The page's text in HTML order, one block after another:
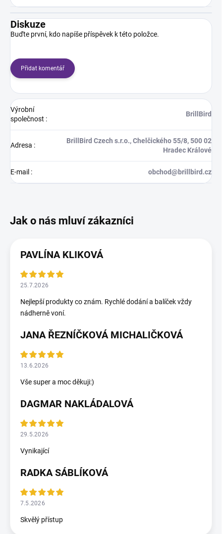
Diskuze
Buďte první, kdo napíše příspěvek k této položce.
Přidat komentář
Výrobní
společnost :
BrillBird
Adresa :
BrillBird Czech s.r.o., Chelčického 55/8, 500 02
Hradec Králové
E-mail : obchod@brillbird.cz
PAVLÍNA KLIKOVÁ
25.7.2026
Nejlepší produkty co znám. Rychlé dodání a balíček vždy
nádherně voní.
JANA ŘEZNÍČKOVÁ MICHALIČKOVÁ
13.6.2026
Vše super a moc děkuji:)
DAGMAR NAKLÁDALOVÁ
29.5.2026
Vynikající
RADKA SÁBLÍKOVÁ
7.5.2026
Skvělý přístup